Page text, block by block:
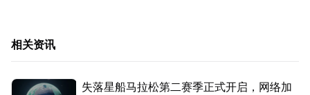
相关资讯
失落星船马拉松第二赛季正式开启，网络加